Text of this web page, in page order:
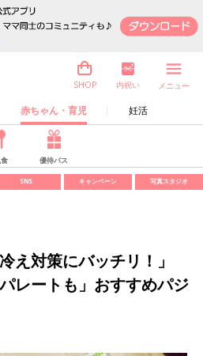
赤ちゃん・育児 妊活
SHOP 内祝い メニュー
優待パス
SNS キャンペーン 写真スタジオ
え対策にバッチリ！」
レートも」おすすめパジ